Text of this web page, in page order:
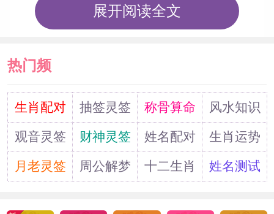
氏，世代相传，成为今天暴姓的先祖。
在古代，暴姓的望族大多出自于河东。
邯郸、邢台、秦皇岛；河南省濮阳、陕
地有暴姓后人。山东省莱芜一族的辈份
有汝、法、生、正、玉、立等。辽宁省
宽甸一族辈份有振、尚、文、盛、学、
占、中等。地名中带有暴姓的分布在河
南省滑县、河北省秦皇岛、陕西省佳
展开阅读全文
热门频
道生肖配对 抽签灵签 称骨算命
风水知识
观音灵签
财神灵签 姓名配对
生肖运势
月老灵签
周公解梦 十二生肖 姓名测试